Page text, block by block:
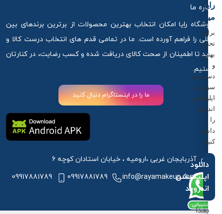
درباره ما
فروشگاه رایا امکان انتخاب بهترین محصولات از برترین برندهای بین
المللی را فراهم آورده است. ما در تمامی قدم های انتخاب درست کالا و
خرید تا اطمینان از صحت کالای دریافت شده و کسب رضایت، در کنارتان
هستیم.
ما را در اینستاگرام دنبال کنید
آذربایجان غربی ،ارومیه ، خیابان استادان کوچه 6
info@rayamakeup.com
09917881789
09917881789
رایا
میکاپ
برای
تجربه
بهتر
و
دسترسی
سریع‌تر،
اپلیکیشن
اندروید
را
دانلود
کنید.
دانلود
اپلیکیشن
اندروید
بعدا